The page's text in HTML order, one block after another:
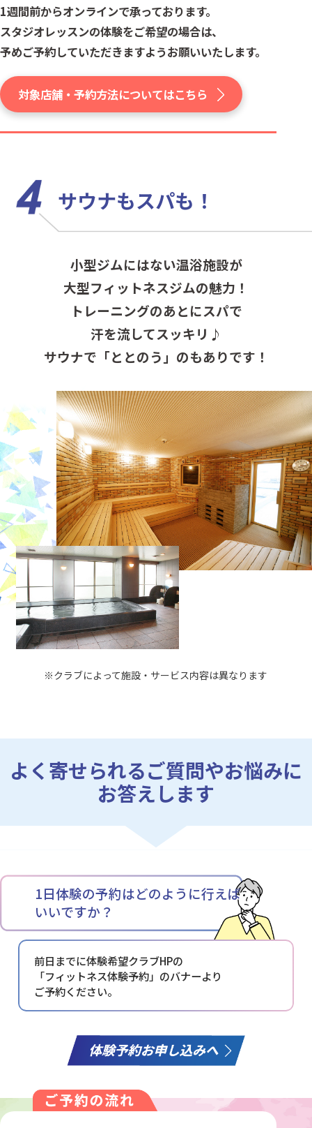
1週間前からオンラインで承っております。
スタジオレッスンの体験をご希望の場合は、
予めご予約していただきますようお願いいたします。
対象店舗・予約方法についてはこちら
サウナもスパも！
小型ジムにはない温浴施設が
大型フィットネスジムの魅力！
トレーニングのあとにスパで
汗を流してスッキリ♪
サウナで「ととのう」のもありです！
※クラブによって施設・サービス内容は異なります
よく寄せられるご質問やお悩みに
お答えします
1日体験の予約はどのように行えば
いいですか？
前日までに体験希望クラブHPの
「フィットネス体験予約」のバナーより
ご予約ください。